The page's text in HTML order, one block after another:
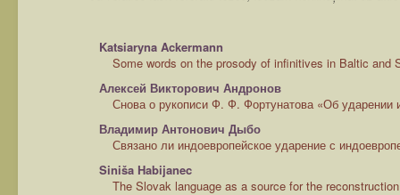
Katsiaryna Ackermann
Some words on the prosody of infinitives in Baltic and
Алексей Викторович Андронов
Снова о рукописи Ф. Ф. Фортунатова «Об ударении
Владимир Антонович Дыбо
Связано ли индоевропейское ударение с
Siniša Habijanec
The Slovak language as a source for the